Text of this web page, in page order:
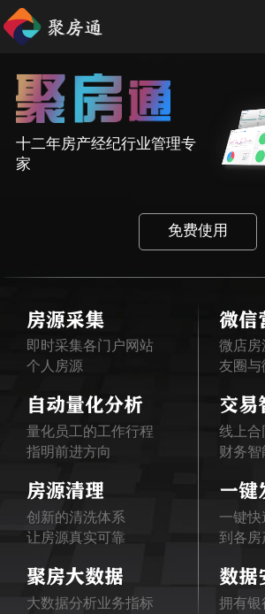
十二年房产经纪行业管理专
家
免费使用
房源采集
即时采集各门户网站
个人房源
微信
微店房
友圈与
自动量化分析
量化员工的工作行程
指明前进方向
交易
线上合
财务
房源清理
创新的清洗体系
让房源真实可靠
一键
一键快
到各房
聚房大数据
大数据分析业务指标
数据
拥有银